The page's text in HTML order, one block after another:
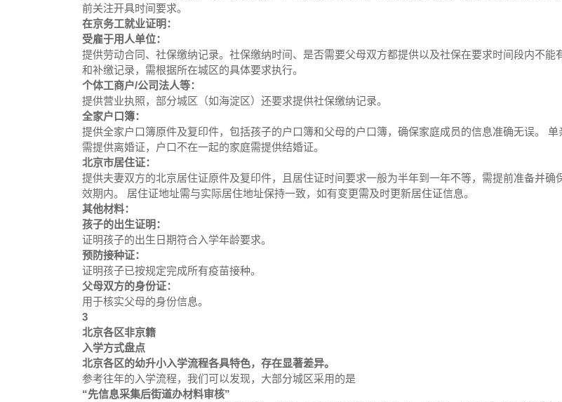
前关注开具时间要求。
在京务工就业证明：
受雇于用人单位：
提供劳动合同、社保缴纳记录。社保缴纳时间、是否需要父母双方都提供以及社保在要求时间段内不能
和补缴记录，需根据所在城区的具体要求执行。
个体工商户/公司法人等：
提供营业执照，部分城区（如海淀区）还要求提供社保缴纳记录。
全家户口簿：
提供全家户口簿原件及复印件，包括孩子的户口簿和父母的户口簿，确保家庭成员的信息准确无误。 单
需提供离婚证，户口不在一起的家庭需提供结婚证。
北京市居住证：
提供夫妻双方的北京居住证原件及复印件，且居住证时间要求一般为半年到一年不等，需提前准备并确
效期内。 居住证地址需与实际居住地址保持一致，如有变更需及时更新居住证信息。
其他材料：
孩子的出生证明：
证明孩子的出生日期符合入学年龄要求。
预防接种证：
证明孩子已按规定完成所有疫苗接种。
父母双方的身份证：
用于核实父母的身份信息。
3
北京各区非京籍
入学方式盘点
北京各区的幼升小入学流程各具特色，存在显著差异。
参考往年的入学流程，我们可以发现，大部分城区采用的是
“先信息采集后街道办材料审核”